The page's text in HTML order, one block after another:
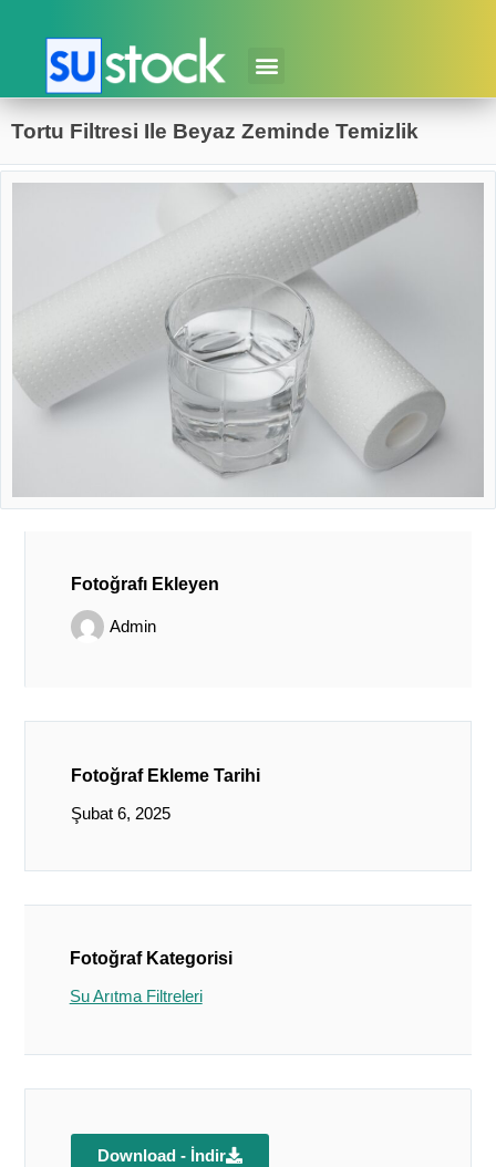
Tortu Filtresi Ile Beyaz Zeminde Temizlik
Fotoğrafı Ekleyen
Admin
Fotoğraf Ekleme Tarihi
Şubat 6, 2025
Fotoğraf Kategorisi
Su Arıtma Filtreleri
Download - İndir